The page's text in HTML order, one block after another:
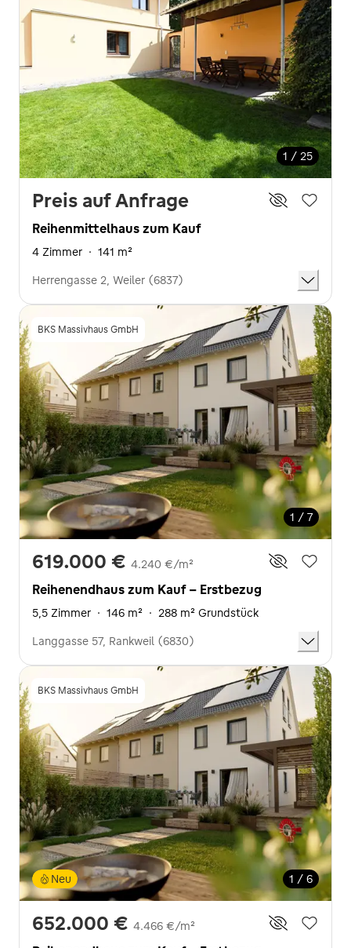
1 / 25
Preis auf Anfrage
Reihenmittelhaus zum Kauf
4 Zimmer · 141 m²
Herrengasse 2, Weiler (6837)
BKS Massivhaus GmbH
1 / 7
619.000 € 4.240 €/m²
Reihenendhaus zum Kauf - Erstbezug
5,5 Zimmer · 146 m² · 288 m² Grundstück
Langgasse 57, Rankweil (6830)
BKS Massivhaus GmbH
1 / 6
Neu
652.000 € 4.466 €/m²